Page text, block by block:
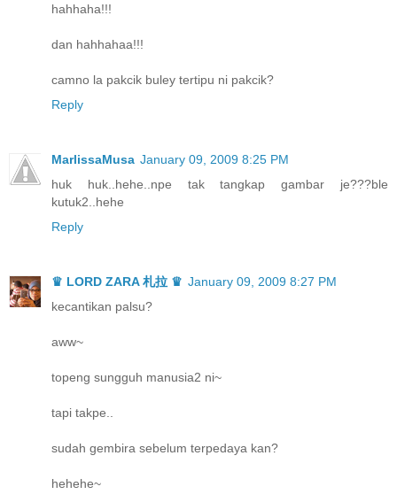
hahhaha!!!
dan hahhahaa!!!
camno la pakcik buley tertipu ni pakcik?
Reply
MarlissaMusa January 09, 2009 8:25 PM
huk huk..hehe..npe tak tangkap gambar je???ble
kutuk2..hehe
Reply
♛ LORD ZARA 札拉 ♛ January 09, 2009 8:27 PM
kecantikan palsu?
aww~
topeng sungguh manusia2 ni~
tapi takpe..
sudah gembira sebelum terpedaya kan?
hehehe~